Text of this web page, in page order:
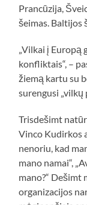
Prancūzija,
šeimas. Baltijos
„Vilkai į Europą
konfliktais“, –
žiemą kartu su
surengusi „vilkų
Trisdešimt
Vinco Kudirkos
nenoriu, kad
mano namai“,
mano?“ Dešimt
organizacijos